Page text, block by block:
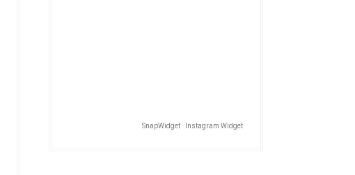
SnapWidget · Instagram Widget